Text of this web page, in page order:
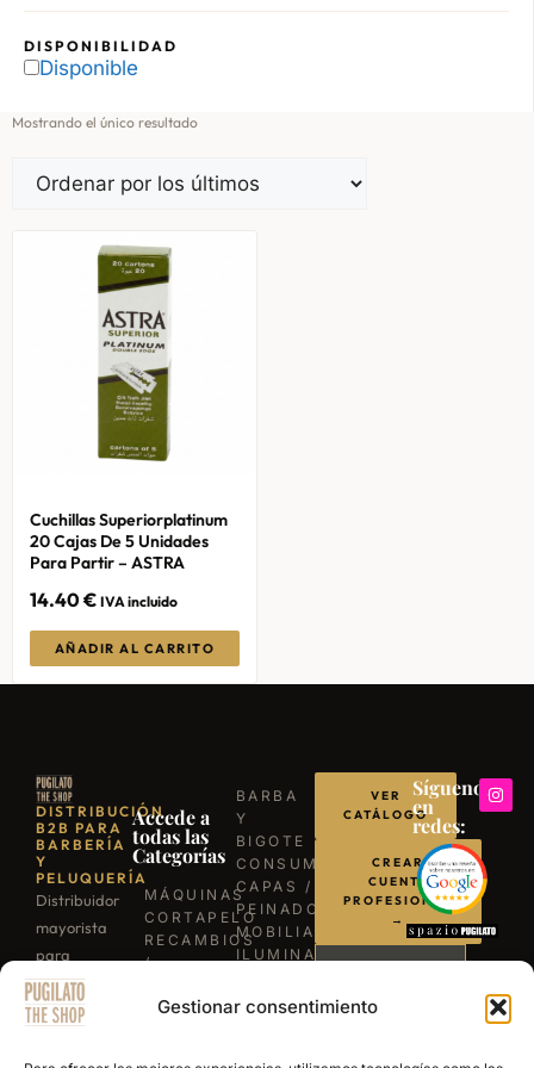
Gestionar consentimiento
DISPONIBILIDAD
Disponible
Mostrando el único resultado
Cuchillas Superiorplatinum
20 Cajas De 5 Unidades
Para Partir – ASTRA
14.40€ IVA incluido
AÑADIR AL CARRITO
DISTRIBUCIÓN
B2B PARA
BARBERÍA
Y
PELUQUERÍA
Distribuidor
mayorista
para
profesionales
de la
peluquería.
Accede a
todas las
Categorías
MÁQUINAS
CORTAPELO
RECAMBIOS
/
TIJERAS
BARBA
Y
BIGOTE
CONSUMIBLES
CAPAS /
PEINADORES
MOBILIARIO
ILUMINACIÓN
B-03
VER
CATÁLOGO
CREAR
CUENTA
PROFESIONAL
→
ESCRÍBENOS
Síguenos
en
redes: